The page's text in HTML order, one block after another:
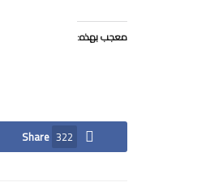
معجب بهذه:
Share 322